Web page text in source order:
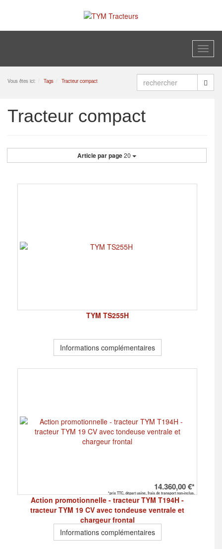
Vous êtes ici: Tags Tracteur compact
Tracteur compact
Article par page20
TYM TS255H
Informations complémentaires
14.360,00 €*
*prix TTC, départ usine, frais de transport non-inclus.
Action promotionnelle - tracteur TYM T194H -
tracteur TYM 19 CV avec tondeuse ventrale et
chargeur frontal
Informations complémentaires